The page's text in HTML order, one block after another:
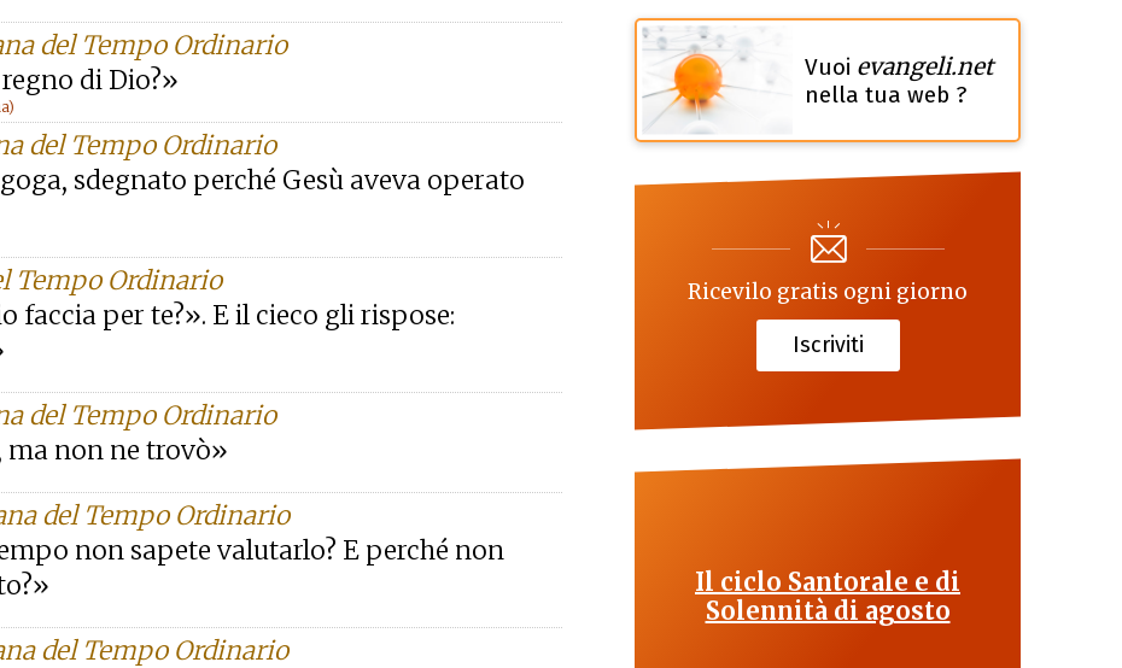
del Tempo Ordinario
regno di Dio?»
del Tempo Ordinario
sdegnato perché Gesù aveva operato
Tempo Ordinario
faccia per te?». E il cieco gli rispose:
del Tempo Ordinario
ma non ne trovò»
del Tempo Ordinario
non sapete valutarlo? E perché non
del Tempo Ordinario
Vuoi evangeli.net
nella tua web ?
Ricevilo gratis ogni giorno
Iscriviti
Il ciclo Santorale e di
Solennità di agosto